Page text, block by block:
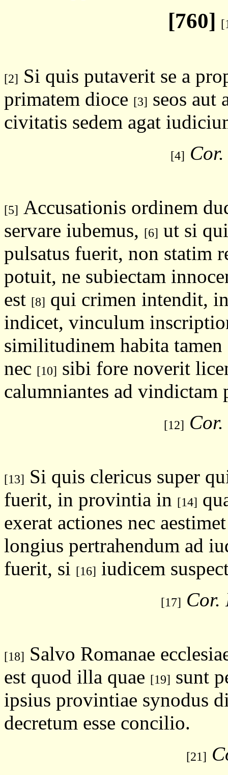
[760]
[2] Si quis putaverit se a
primatem dioce [3] seos aut
civitatis sedem agat
[4]
[5] Accusationis ordinem
servare iubemus, [6] ut si
pulsatus fuerit, non statim
potuit, ne subiectam
est [8] qui crimen intendit,
indicet, vinculum
similitudinem habita
nec [10] sibi fore noverit
calumniantes ad
[12]
[13] Si quis clericus super
fuerit, in provintia in [14]
exerat actiones nec
longius pertrahendum ad
fuerit, si [16] iudicem
[17] Cor.
[18] Salvo Romanae
est quod illa quae [19] sunt
ipsius provintiae synodus
decretum esse concilio.
[21]